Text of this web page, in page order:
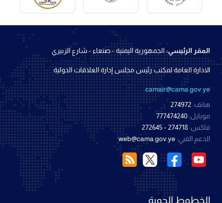
المقر الرئيسي:الجمهورية اليمنية - صنعاء - شارع الزبيري
الادارة العامة لمكتب رئيس مجلس إدارة العلاقات الدولية
camair@cama.gov.ye
هاتف: 274972
موبايل: 777474240
فاكس: 274718 - 272645
الدعم الفني: web@cama.gov.ye
الخطوط الجوية